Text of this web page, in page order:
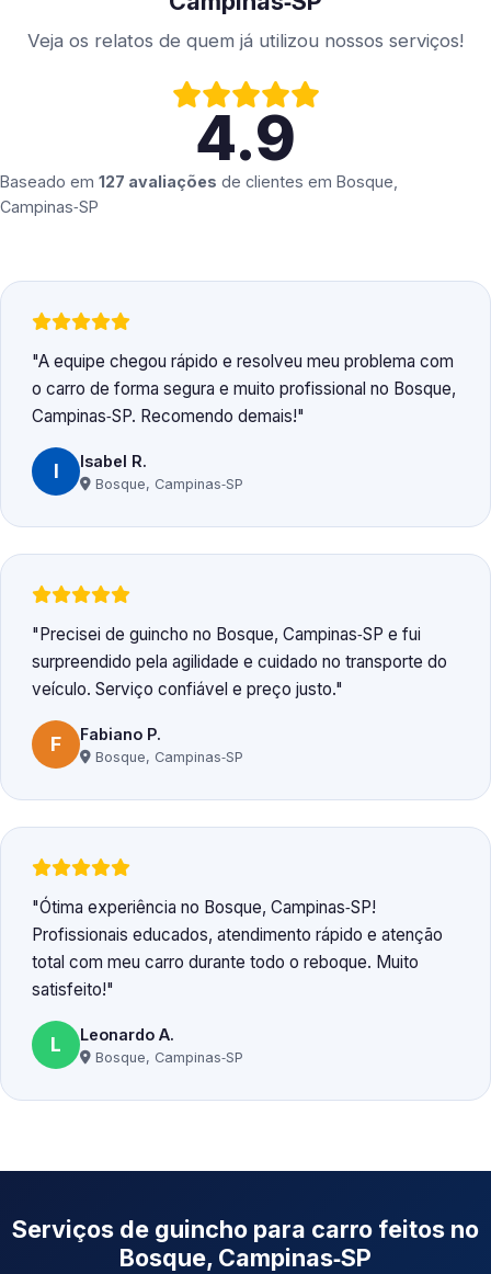
Veja os relatos de quem já utilizou nossos serviços!
4.9
Baseado em 127 avaliações de clientes em Bosque,
Campinas‑SP
A equipe chegou rápido e resolveu meu problema com
o carro de forma segura e muito profissional no Bosque,
Campinas‑SP. Recomendo demais!
I Isabel R.
Bosque, Campinas‑SP
Precisei de guincho no Bosque, Campinas‑SP e fui
surpreendido pela agilidade e cuidado no transporte do
veículo. Serviço confiável e preço justo.
F Fabiano P.
Bosque, Campinas‑SP
Ótima experiência no Bosque, Campinas‑SP!
Profissionais educados, atendimento rápido e atenção
total com meu carro durante todo o reboque. Muito
satisfeito!
L Leonardo A.
Bosque, Campinas‑SP
Serviços de guincho para carro feitos no
Bosque, Campinas‑SP